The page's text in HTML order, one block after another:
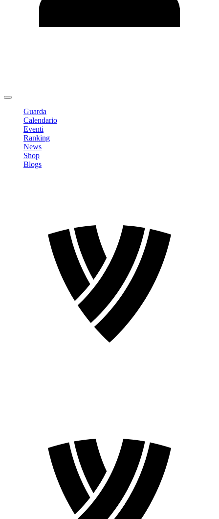
Guarda
Calendario
Eventi
Ranking
News
Shop
Blogs